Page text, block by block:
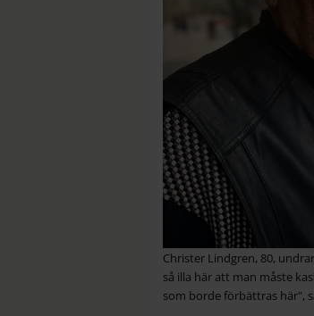
Christer Lindgren, 80,
så illa här att man måste
som borde förbättras här",